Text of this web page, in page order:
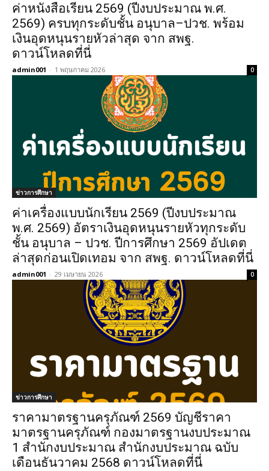
ค่าหนังสือเรียน 2569 (ปีงบประมาณ พ.ศ.
2569) ครบทุกระดับชั้น อนุบาล–ปวช. พร้อม
เงินอุดหนุนรายหัวล่าสุด จาก สพฐ.
ดาวน์โหลดที่นี่
admin001 - 1 พฤษภาคม 2026 0
ข่าวการศึกษา
ค่าเครื่องแบบนักเรียน 2569 (ปีงบประมาณ
พ.ศ. 2569) อัตราเงินอุดหนุนรายหัวทุกระดับ
ชั้น อนุบาล – ปวช. ปีการศึกษา 2569 อัปเดต
ล่าสุดก่อนเปิดเทอม จาก สพฐ. ดาวน์โหลดที่นี่
admin001 - 29 เมษายน 2026 0
ข่าวการศึกษา
ราคามาตรฐานครุภัณฑ์ 2569 บัญชีราคา
มาตรฐานครุภัณฑ์ กองมาตรฐานงบประมาณ
1 สำนักงบประมาณ สำนักงบประมาณ ฉบับ
เดือนธันวาคม 2568 ดาวน์โหลดที่นี่